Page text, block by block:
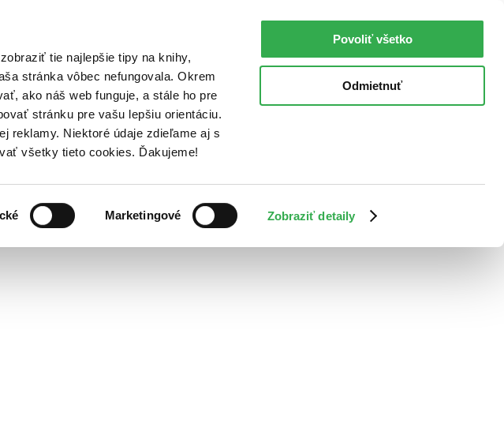
tie najlepšie tipy na knihy,
stránka vôbec nefungovala. Okrem
ako náš web funguje, a stále ho pre
stránku pre vašu lepšiu orientáciu.
reklamy. Niektoré údaje zdieľame aj s
všetky tieto cookies. Ďakujeme!
Marketingové Zobraziť detaily
Povoliť všetko
Odmietnuť